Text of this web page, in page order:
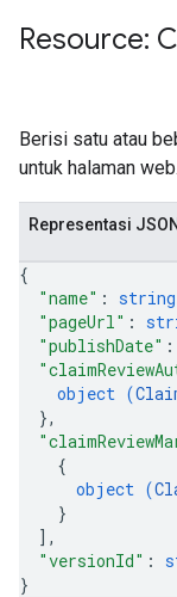
Resource:
Berisi satu atau
untuk halaman web.
Representasi JSON
{
"name" : string
"pageUrl" :
"publishDate" :
object (
},
{
object (
}
] ,
"versionId" :
}